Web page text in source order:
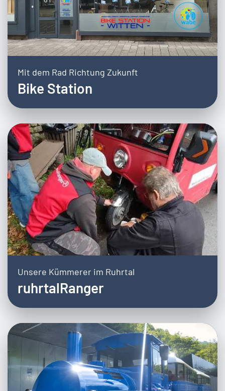
Mit dem Rad Richtung Zukunft
Bike Station
Unsere Kümmerer im Ruhrtal
ruhrtalRanger